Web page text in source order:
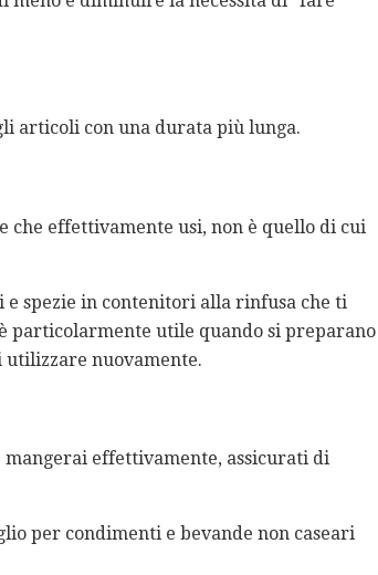
articoli con una durata più lunga.
che effettivamente usi, non è quello di cui
spezie in contenitori alla rinfusa che ti
particolarmente utile quando si preparano
utilizzare nuovamente.
effettivamente, assicurati di
per condimenti e bevande non caseari